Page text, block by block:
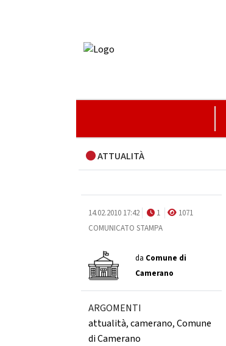
ATTUALITÀ
14.02.2010 17:42 1
1071
COMUNICATO STAMPA
da Comune di
Camerano
ARGOMENTI
attualità,camerano,Comune
di Camerano